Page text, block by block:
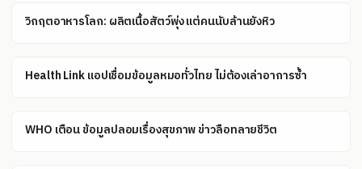
วิกฤตอาหารโลก: ผลิตเนื้อสัตว์พุ่ง แต่คนนับล้านยังหิว
Health Link แอปเชื่อมข้อมูลหมอทั่วไทย ไม่ต้องเล่าอาการซ้ำ
WHO เตือน ข้อมูลปลอมเรื่องสุขภาพ ข่าวลือทลายชีวิต